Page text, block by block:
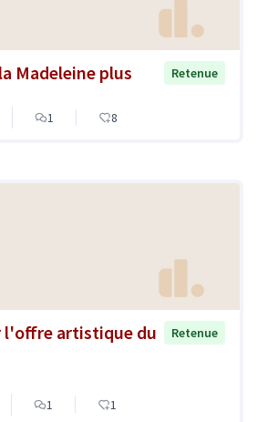
Madeleine plus
Retenue
1 8
l'offre artistique du
Retenue
1 1